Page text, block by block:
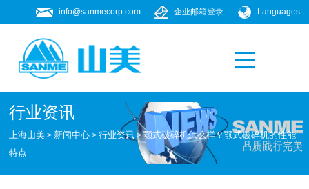
Languages
企业邮箱登录
info@sanmecorp.com
行业资讯
上海山美 > 新闻中心 >行业资讯 >颚式破碎机怎么样？颚式破碎机的性能
特点